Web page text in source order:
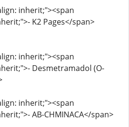
inherit;"><span
K2 Pages</span>
inherit;"><span
Desmetramadol (O-
inherit;"><span
AB-CHMINACA</span>